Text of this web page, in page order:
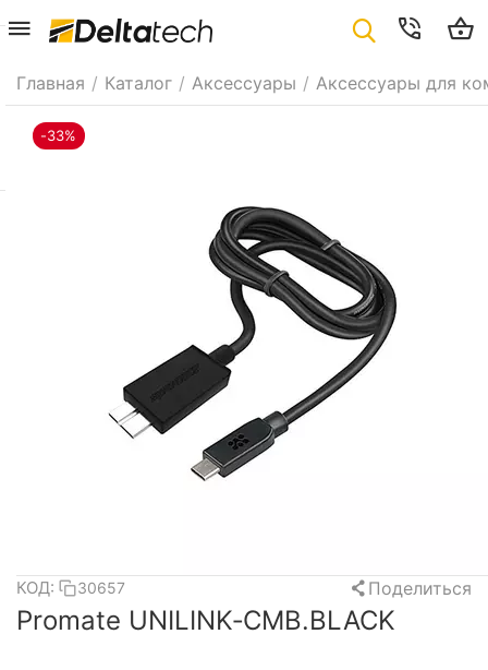
Главная / Каталог / Аксессуары / Аксессуары для
-33%
КОД: 30657 Поделиться
Promate UNILINK‐CMB.BLACK